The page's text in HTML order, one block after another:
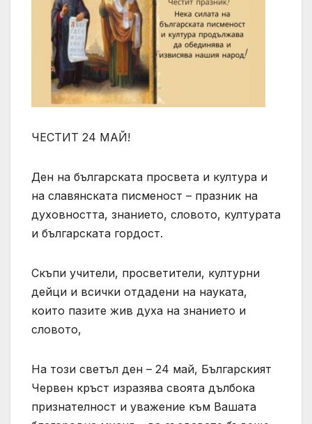
ЧЕСТИТ 24 МАЙ!
Ден на българската просвета и култура и
на славянската писменост – празник на
духовността, знанието, словото, културата
и българската гордост.
Скъпи учители, просветители, културни
дейци и всички отдадени на науката,
които пазите жив духа на знанието и
словото,
На този светъл ден – 24 май, Българският
Червен кръст изразява своята дълбока
признателност и уважение към Вашата